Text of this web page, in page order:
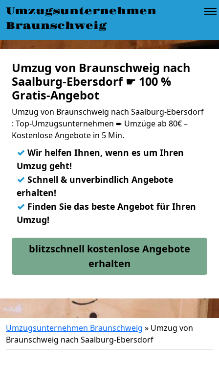
Umzugsunternehmen
Braunschweig
Umzug von Braunschweig nach
Saalburg-Ebersdorf ☛ 100 %
Gratis-Angebot
Umzug von Braunschweig nach Saalburg-Ebersdorf
: Top-Umzugsunternehmen ➨ Umzüge ab 80€ –
Kostenlose Angebote in 5 Min.
✓ Wir helfen Ihnen, wenn es um Ihren
Umzug geht!
✓ Schnell & unverbindlich Angebote
erhalten!
✓ Finden Sie das beste Angebot für Ihren
Umzug!
blitzschnell kostenlose Angebote
erhalten
Umzugsunternehmen Braunschweig » Umzug von
Braunschweig nach Saalburg-Ebersdorf